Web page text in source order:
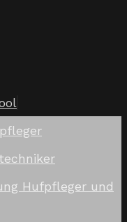
Hufpfleger und